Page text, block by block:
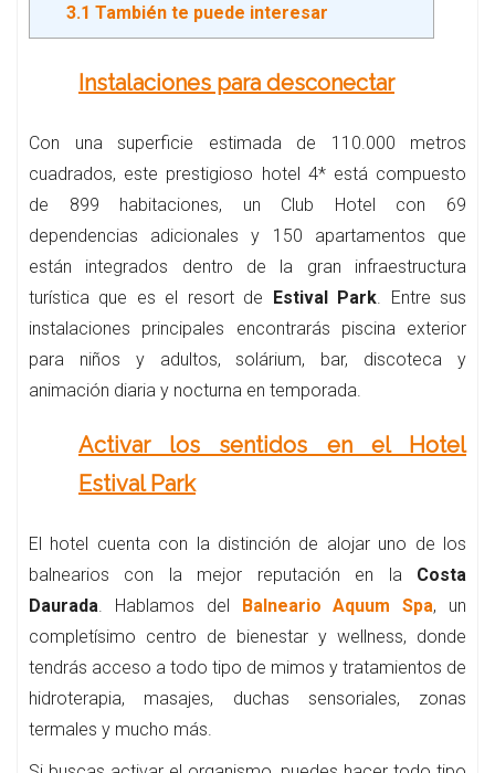
3.1 También te puede interesar
Instalaciones para desconectar
Con una superficie estimada de 110.000 metros
cuadrados, este prestigioso hotel 4* está compuesto
de 899 habitaciones, un Club Hotel con 69
dependencias adicionales y 150 apartamentos que
están integrados dentro de la gran infraestructura
turística que es el resort de
Estival Park. Entre sus
instalaciones principales encontrarás piscina exterior
para niños y adultos, solárium, bar, discoteca y
animación diaria y nocturna en temporada.
Activar los sentidos en el Hotel
Estival Park
El hotel cuenta con la distinción de alojar uno de los
balnearios con la mejor reputación en la Costa
Daurada. Hablamos del Balneario Aquum Spa, un
completísimo centro de bienestar y wellness, donde
tendrás acceso a todo tipo de mimos y tratamientos de
hidroterapia, masajes, duchas sensoriales, zonas
termales y mucho más.